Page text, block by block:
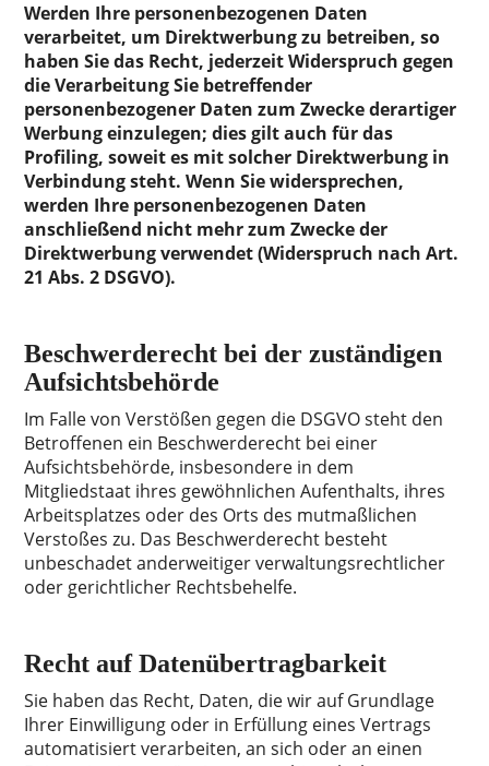
Werden Ihre personenbezogenen Daten
verarbeitet, um Direktwerbung zu betreiben, so
haben Sie das Recht, jederzeit Widerspruch gegen
die Verarbeitung Sie betreffender
personenbezogener Daten zum Zwecke derartiger
Werbung einzulegen; dies gilt auch für das
Profiling, soweit es mit solcher Direktwerbung in
Verbindung steht. Wenn Sie widersprechen,
werden Ihre personenbezogenen Daten
anschließend nicht mehr zum Zwecke der
Direktwerbung verwendet (Widerspruch nach Art.
21 Abs. 2 DSGVO).
Beschwerderecht bei der zuständigen
Aufsichtsbehörde
Im Falle von Verstößen gegen die DSGVO steht den
Betroffenen ein Beschwerderecht bei einer
Aufsichtsbehörde, insbesondere in dem
Mitgliedstaat ihres gewöhnlichen Aufenthalts, ihres
Arbeitsplatzes oder des Orts des mutmaßlichen
Verstoßes zu. Das Beschwerderecht besteht
unbeschadet anderweitiger verwaltungsrechtlicher
oder gerichtlicher Rechtsbehelfe.
Recht auf Datenübertragbarkeit
Sie haben das Recht, Daten, die wir auf Grundlage
Ihrer Einwilligung oder in Erfüllung eines Vertrags
automatisiert verarbeiten, an sich oder an einen